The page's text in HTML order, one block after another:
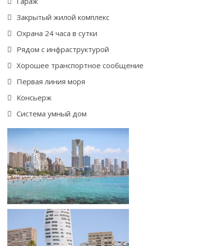
Закрытый жилой комплекс
Охрана 24 часа в сутки
Рядом с инфраструктурой
Хорошее транспортное сообщение
Первая линия моря
Консьерж
Система умный дом